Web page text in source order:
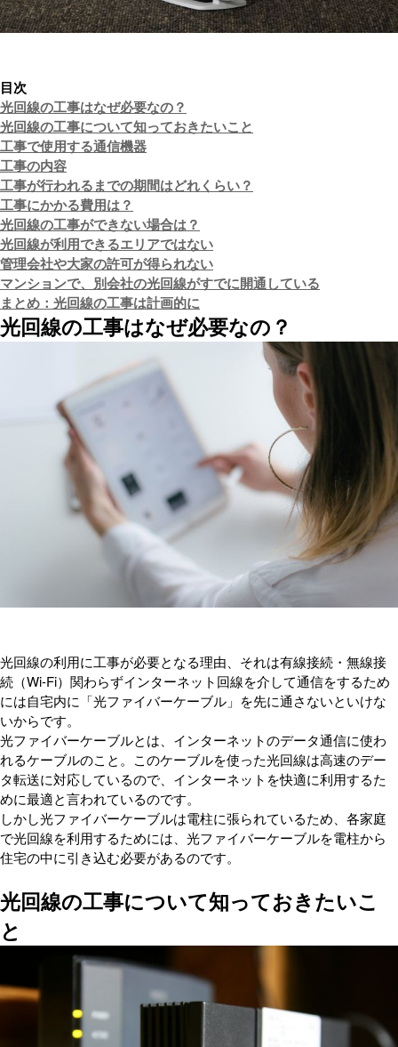
目次
光回線の工事はなぜ必要なの？
光回線の工事について知っておきたいこと
工事で使用する通信機器
工事の内容
工事が行われるまでの期間はどれくらい？
工事にかかる費用は？
光回線の工事ができない場合は？
光回線が利用できるエリアではない
管理会社や大家の許可が得られない
マンションで、別会社の光回線がすでに開通している
まとめ：光回線の工事は計画的に
光回線の工事はなぜ必要なの？
光回線の利用に工事が必要となる理由、それは有線接続・無線接
続（Wi-Fi）関わらずインターネット回線を介して通信をするため
には自宅内に「光ファイバーケーブル」を先に通さないといけな
いからです。
光ファイバーケーブルとは、インターネットのデータ通信に使わ
れるケーブルのこと。このケーブルを使った光回線は高速のデー
タ転送に対応しているので、インターネットを快適に利用するた
めに最適と言われているのです。
しかし光ファイバーケーブルは電柱に張られているため、各家庭
で光回線を利用するためには、光ファイバーケーブルを電柱から
住宅の中に引き込む必要があるのです。
光回線の工事について知っておきたいこ
と